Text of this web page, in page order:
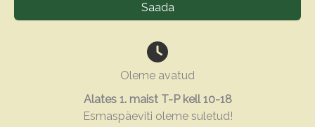
Oleme avatud
Alates 1. maist T-P kell 10-18
Esmaspäeviti oleme suletud!